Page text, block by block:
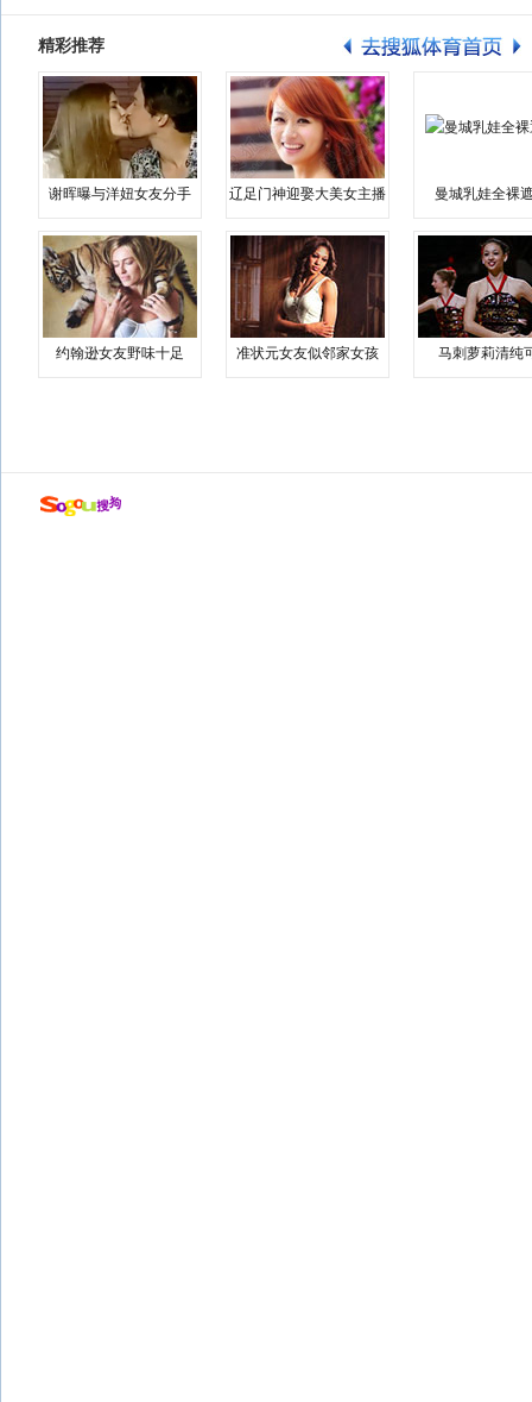
精彩推荐
谢晖曝与洋妞女友分手 辽足门神迎娶大美女主播 曼城乳娃全裸
约翰逊女友野味十足 准状元女友似邻家女孩 马刺萝莉清纯